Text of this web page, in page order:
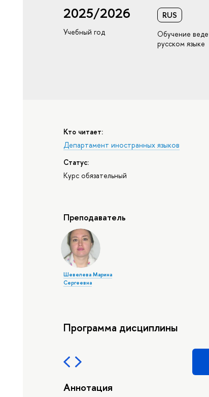
2025/2026
Учебный год
RUS
Обучение
русском языке
Кто читает:
Департамент иностранных языков
Статус:
Курс обязательный
Преподаватель
Шевелева Марина
Сергеевна
Программа дисциплины
Аннотация